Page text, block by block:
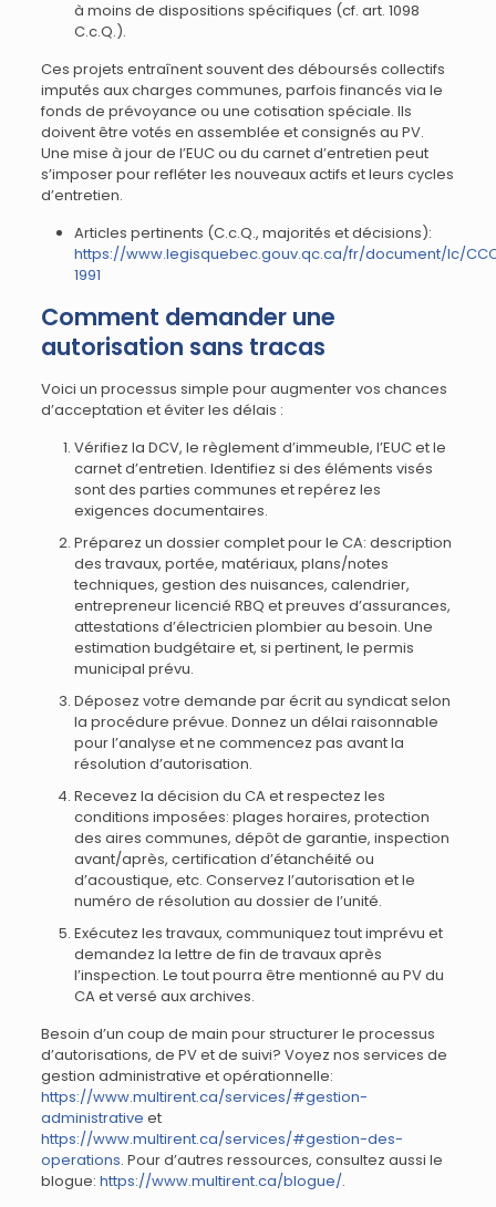
à moins de dispositions spécifiques (cf. art. 1098
C.c.Q.).
Ces projets entraînent souvent des déboursés collectifs
imputés aux charges communes, parfois financés via le
fonds de prévoyance ou une cotisation spéciale. Ils
doivent être votés en assemblée et consignés au PV.
Une mise à jour de l’EUC ou du carnet d’entretien peut
s’imposer pour refléter les nouveaux actifs et leurs cycles
d’entretien.
Articles pertinents (C.c.Q., majorités et décisions):
https://www.legisquebec.gouv.qc.ca/fr/document/lc/
1991
Comment demander une
autorisation sans tracas
Voici un processus simple pour augmenter vos chances
d’acceptation et éviter les délais :
Vérifiez la DCV, le règlement d’immeuble, l’EUC et le
carnet d’entretien. Identifiez si des éléments visés
sont des parties communes et repérez les
exigences documentaires.
Préparez un dossier complet pour le CA: description
des travaux, portée, matériaux, plans/notes
techniques, gestion des nuisances, calendrier,
entrepreneur licencié RBQ et preuves d’assurances,
attestations d’électricien plombier au besoin. Une
estimation budgétaire et, si pertinent, le permis
municipal prévu.
Déposez votre demande par écrit au syndicat selon
la procédure prévue. Donnez un délai raisonnable
pour l’analyse et ne commencez pas avant la
résolution d’autorisation.
Recevez la décision du CA et respectez les
conditions imposées: plages horaires, protection
des aires communes, dépôt de garantie, inspection
avant/après, certification d’étanchéité ou
d’acoustique, etc. Conservez l’autorisation et le
numéro de résolution au dossier de l’unité.
Exécutez les travaux, communiquez tout imprévu et
demandez la lettre de fin de travaux après
l’inspection. Le tout pourra être mentionné au PV du
CA et versé aux archives.
Besoin d’un coup de main pour structurer le processus
d’autorisations, de PV et de suivi? Voyez nos services de
gestion administrative et opérationnelle:
https://www.multirent.ca/services/#gestion-
administrative et
https://www.multirent.ca/services/#gestion-des-
operations. Pour d’autres ressources, consultez aussi le
blogue: https://www.multirent.ca/blogue/.